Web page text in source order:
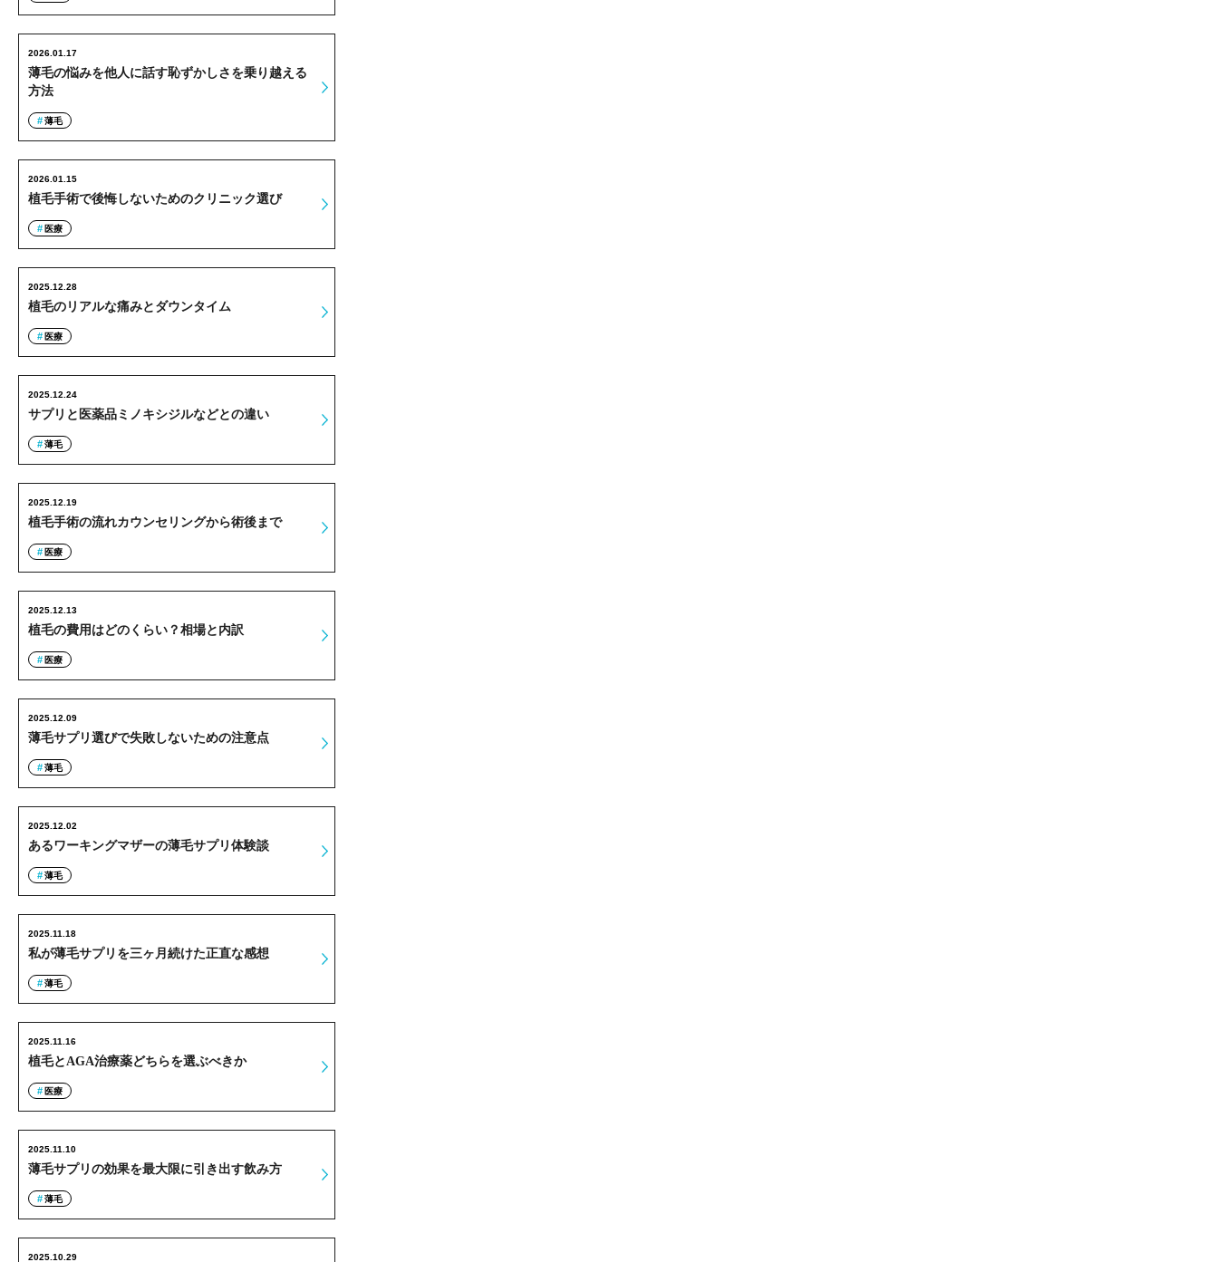
薄毛の悩みを他人に話す恥ずかしさを乗り越える
方法
2026.01.17
薄毛
植毛手術で後悔しないためのクリニック選び
2026.01.15
医療
植毛のリアルな痛みとダウンタイム
2025.12.28
医療
サプリと医薬品ミノキシジルなどとの違い
2025.12.24
薄毛
植毛手術の流れカウンセリングから術後まで
2025.12.19
医療
植毛の費用はどのくらい？相場と内訳
2025.12.13
医療
薄毛サプリ選びで失敗しないための注意点
2025.12.09
薄毛
あるワーキングマザーの薄毛サプリ体験談
2025.12.02
薄毛
私が薄毛サプリを三ヶ月続けた正直な感想
2025.11.18
薄毛
植毛とAGA治療薬どちらを選ぶべきか
2025.11.16
医療
薄毛サプリの効果を最大限に引き出す飲み方
2025.11.10
薄毛
2025.10.29